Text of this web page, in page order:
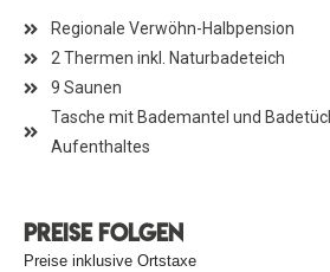
Regionale Verwöhn-Halbpension
2 Thermen inkl. Naturbadeteich
9 Saunen
Tasche mit Bademantel und
Aufenthaltes
preise folgen
Preise inklusive Ortstaxe